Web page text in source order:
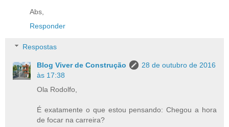
Abs,
Responder
Respostas
Blog Viver de Construção
28 de outubro de 2016
às 17:38
Ola Rodolfo,
É exatamente o que estou pensando: Chegou a hora
de focar na carreira?